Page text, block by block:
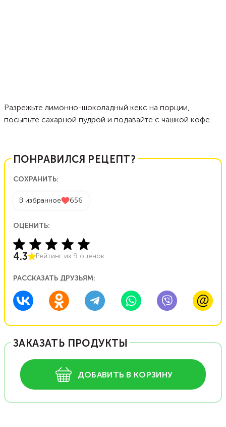
Разрежьте лимонно-шоколадный кекс на порции,
посыпьте сахарной пудрой и подавайте с чашкой кофе.
ПОНРАВИЛСЯ РЕЦЕПТ?
СОХРАНИТЬ:
В избранное 656
ОЦЕНИТЬ:
4.3 Рейтинг из 9 оценок
РАССКАЗАТЬ ДРУЗЬЯМ:
ЗАКАЗАТЬ ПРОДУКТЫ
ДОБАВИТЬ В КОРЗИНУ